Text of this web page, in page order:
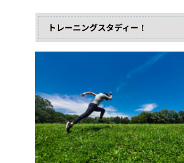
トレーニングスタディー！